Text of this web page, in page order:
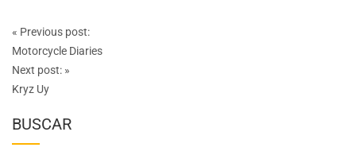
Post
navigation
« Previous post:
Motorcycle Diaries
Next post: »
Kryz Uy
BUSCAR